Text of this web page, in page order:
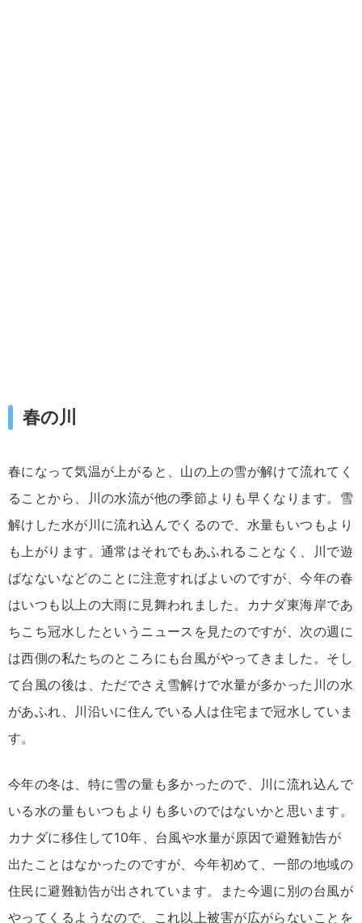
春の川
春になって気温が上がると、山の上の雪が解けて流れてく
ることから、川の水流が他の季節よりも早くなります。雪
解けした水が川に流れ込んでくるので、水量もいつもより
も上がります。通常はそれでもあふれることなく、川で遊
ばなないなどのことに注意すればよいのですが、今年の春
はいつも以上の大雨に見舞われました。カナダ東海岸であ
ちこち冠水したというニュースを見たのですが、次の週に
は西側の私たちのところにも台風がやってきました。そし
て台風の後は、ただでさえ雪解けで水量が多かった川の水
があふれ、川沿いに住んでいる人は住宅まで冠水していま
す。
今年の冬は、特に雪の量も多かったので、川に流れ込んで
いる水の量もいつもよりも多いのではないかと思います。
カナダに移住して10年、台風や水量が原因で避難勧告が
出たことはなかったのですが、今年初めて、一部の地域の
住民に避難勧告が出されています。また今週に別の台風が
やってくるようなので、これ以上被害が広がらないことを